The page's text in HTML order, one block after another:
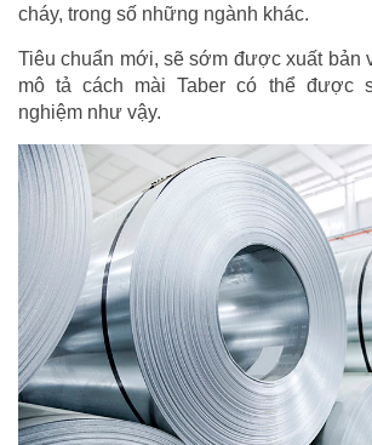
cháy, trong số những ngành khác.
Tiêu chuẩn mới, sẽ sớm được xuất bản
mô tả cách mài Taber có thể được
nghiệm như vậy.